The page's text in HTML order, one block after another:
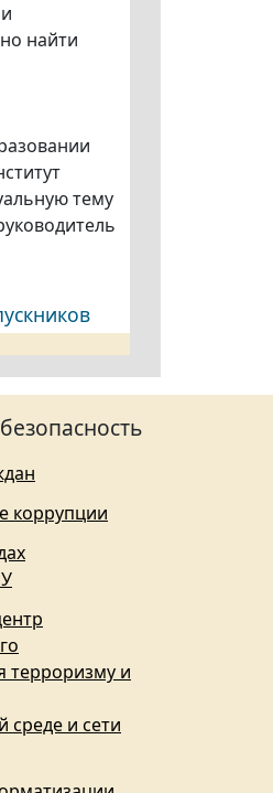
найти
тему
коррупции
терроризму и
среде и сети